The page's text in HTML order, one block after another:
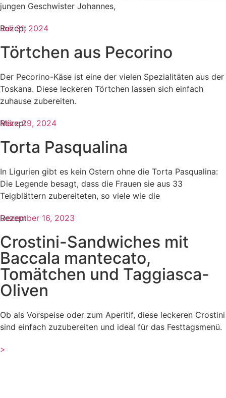
jungen Geschwister Johannes,
Rezept
Törtchen aus Pecorino
Der Pecorino-Käse ist eine der vielen Spezialitäten aus der
Toskana. Diese leckeren Törtchen lassen sich einfach
zuhause zubereiten.
Juli 31, 2024
Rezept
Torta Pasqualina
In Ligurien gibt es kein Ostern ohne die Torta Pasqualina:
Die Legende besagt, dass die Frauen sie aus 33
Teigblättern zubereiteten, so viele wie die
März 29, 2024
Rezept
Crostini-Sandwiches mit
Baccala mantecato,
Tomätchen und Taggiasca-
Oliven
Ob als Vorspeise oder zum Aperitif, diese leckeren Crostini
sind einfach zuzubereiten und ideal für das Festtagsmenü.
Dezember 16, 2023
>